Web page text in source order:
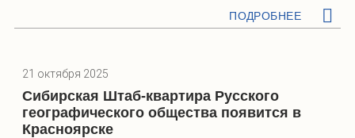
ПОДРОБНЕЕ
21 октября 2025
Сибирская Штаб-квартира Русского
географического общества появится в
Красноярске